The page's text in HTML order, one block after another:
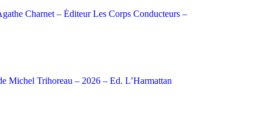
Charnet – Éditeur Les Corps Conducteurs –
Michel Trihoreau – 2026 – Ed. L’Harmattan